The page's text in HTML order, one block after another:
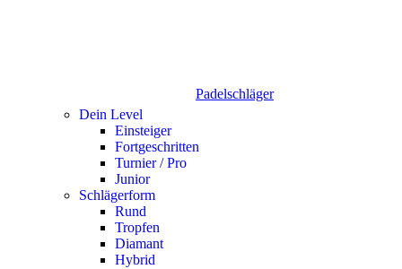
Padelschläger
Dein Level
Einsteiger
Fortgeschritten
Turnier / Pro
Junior
Schlägerform
Rund
Tropfen
Diamant
Hybrid